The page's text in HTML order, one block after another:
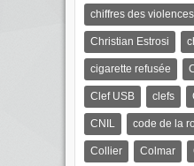
chiffres des
Christian Estrosi
cigarette refusée
Clef USB clefs
CNIL code de la
Collier Colmar